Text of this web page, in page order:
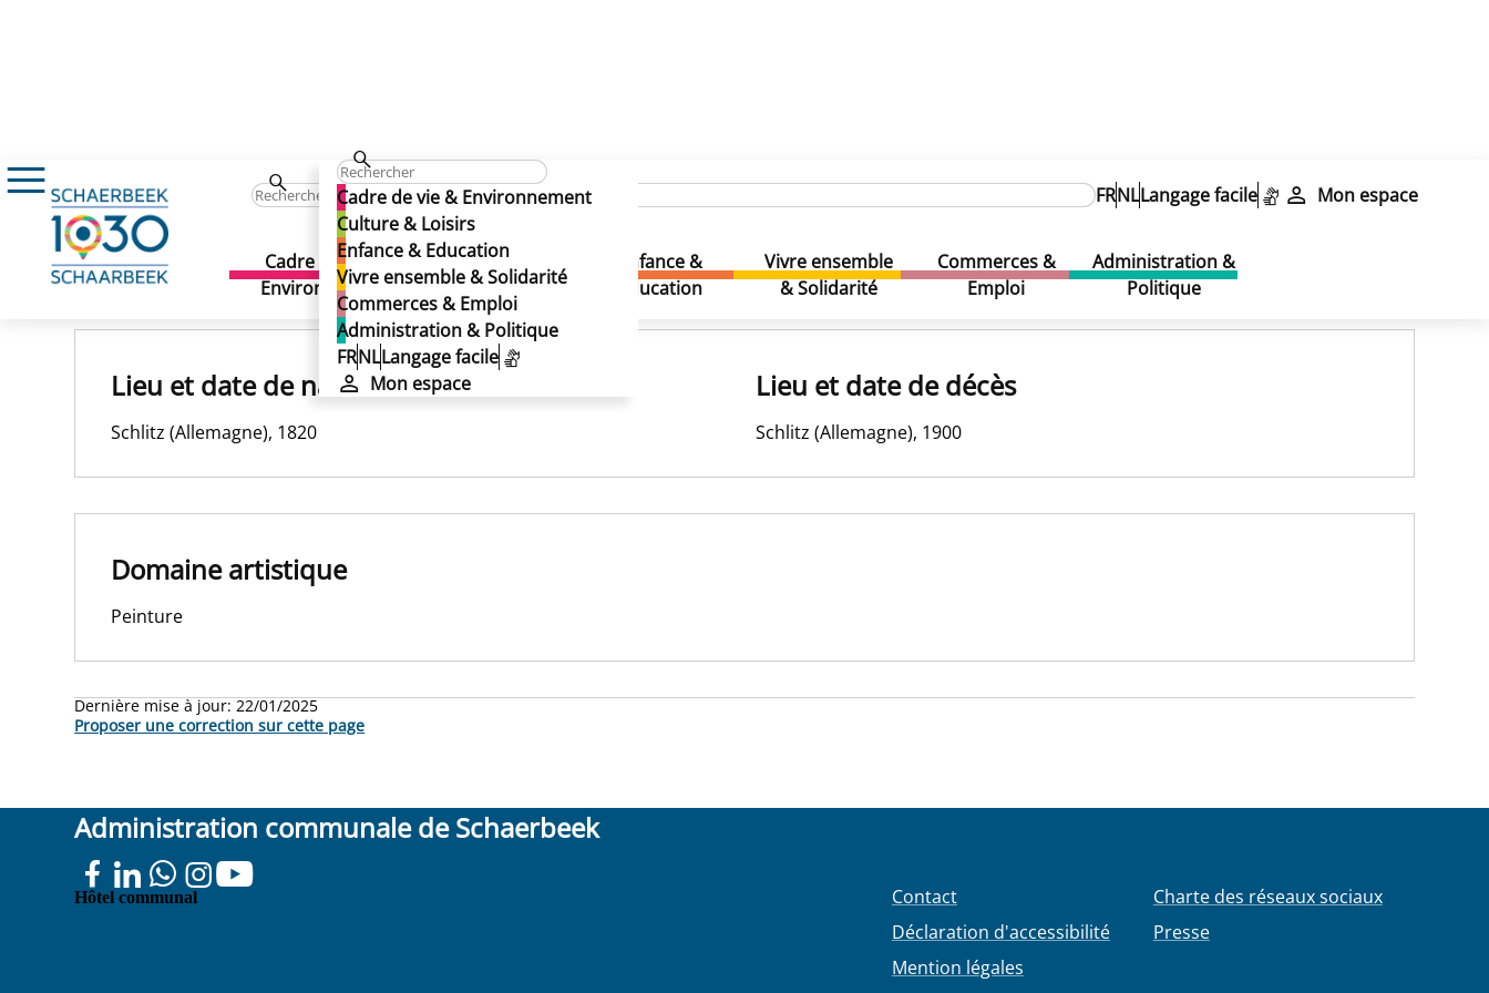
Cadre de vie & Environnement
Culture & Loisirs
Enfance & Education
Vivre ensemble & Solidarité
Commerces & Emploi
Administration & Politique
FRNLLangage facile
Mon espace
FRNLLangage facile Mon espace
Cadre de vie &
Environnement
Culture & Loisirs
Enfance &
Education
Vivre ensemble
& Solidarité
Commerces &
Emploi
Administration &
Politique
HICKMANN Fritz
HICKMANN Fritz
Publié le 22/01/2025
Lieu et date de naissance
Schlitz (Allemagne), 1820
Lieu et date de décès
Schlitz (Allemagne), 1900
Domaine artistique
Peinture
Dernière mise à jour:22/01/2025
Proposer une correction sur cette page
Administration communale de Schaerbeek
Hôtel communal
Contact
Déclaration d'accessibilité
Mention légales
Charte des réseaux sociaux
Presse